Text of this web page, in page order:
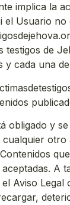
implica la
el Usuario
testigos de
y cada una
obligado y
cualquier
A
Aviso